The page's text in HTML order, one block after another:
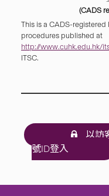
(CADS
This is a CADS-
procedures published at
http://www.cuhk.edu.hk/
ITSC.
以訪
號ID登入